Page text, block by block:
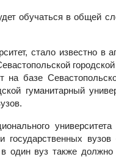
обучаться в общей
стало известно в
на базе
гуманитарный
университета
вузов
один вуз также